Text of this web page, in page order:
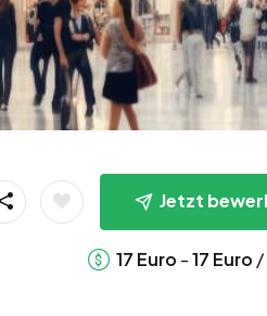
Jetzt
17 Euro -17 Euro /